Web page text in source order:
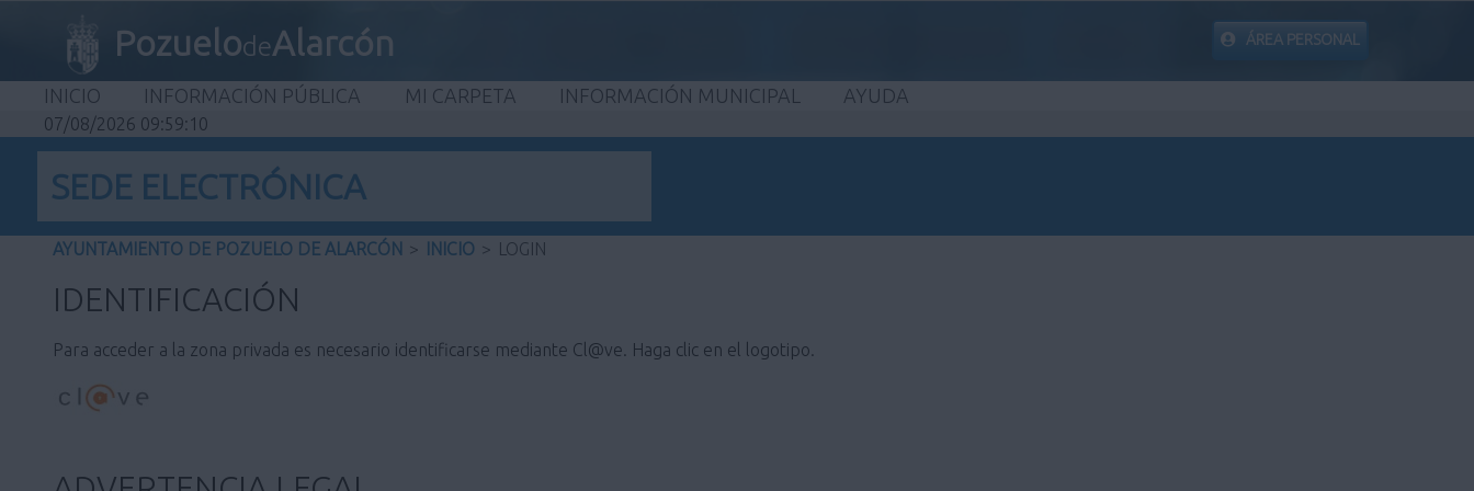
PozuelodeAlarcón ÁREA PERSONAL
INICIO INFORMACIÓN PÚBLICA MI CARPETA INFORMACIÓN MUNICIPAL AYUDA
07/08/2026 09:59:10
SEDE ELECTRÓNICA
AYUNTAMIENTO DE POZUELO DE ALARCÓN > INICIO > LOGIN
IDENTIFICACIÓN
Para acceder a la zona privada es necesario identificarse mediante Cl@ve. Haga clic en el logotipo.